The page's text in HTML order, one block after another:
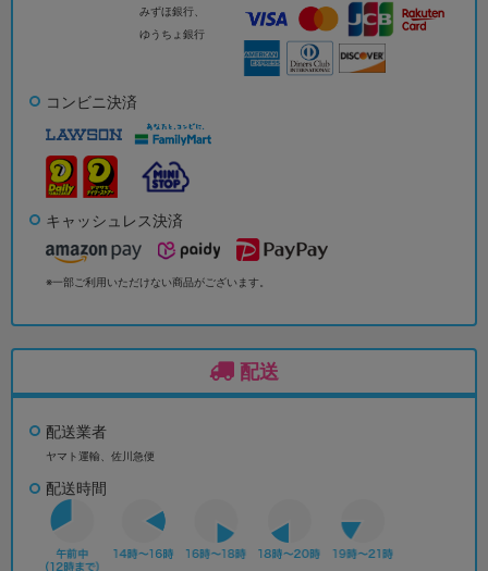
みずほ銀行、
ゆうちょ銀行
コンビニ決済
キャッシュレス決済
※一部ご利用いただけない商品がございます。
配送
配送業者
ヤマト運輸、佐川急便
配送時間